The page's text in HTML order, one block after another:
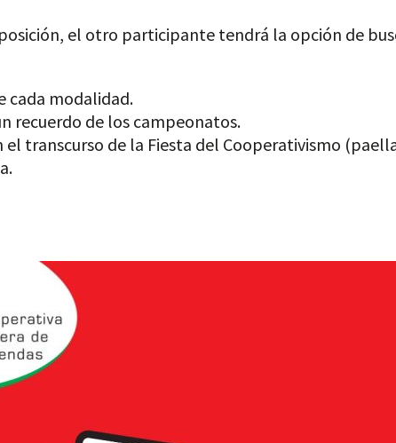
el otro participante tendrá la opción de
cada modalidad.
recuerdo de los campeonatos.
transcurso de la Fiesta del Cooperativismo